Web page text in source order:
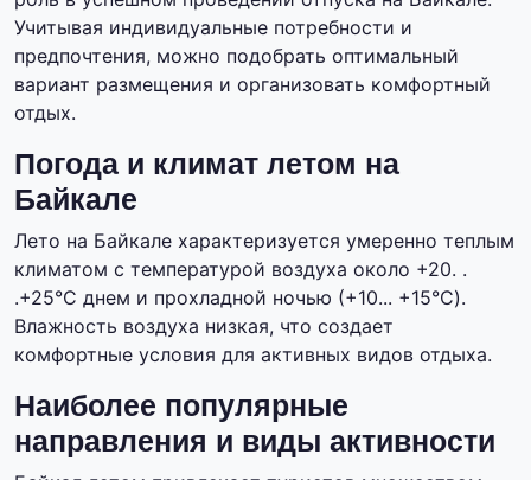
Учитывая индивидуальные потребности и
предпочтения, можно подобрать оптимальный
вариант размещения и организовать комфортный
отдых.
Погода и климат летом на
Байкале
Лето на Байкале характеризуется умеренно теплым
климатом с температурой воздуха около +20. .
.+25°C днем и прохладной ночью (+10... +15°C).
Влажность воздуха низкая, что создает
комфортные условия для активных видов отдыха.
Наиболее популярные
направления и виды активности